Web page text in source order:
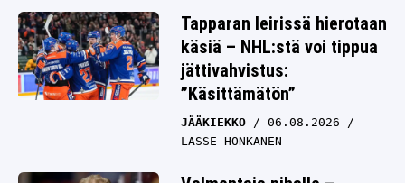
Tapparan leirissä hierotaan
käsiä – NHL:stä voi tippua
jättivahvistus:
”Käsittämätön”
JÄÄKIEKKO
06.08.2026
LASSE HONKANEN